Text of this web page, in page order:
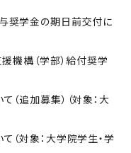
学⾦の期⽇前交付に
構（学部）給付奨学
追加募集）（対象：大
対象：大学院学生・学